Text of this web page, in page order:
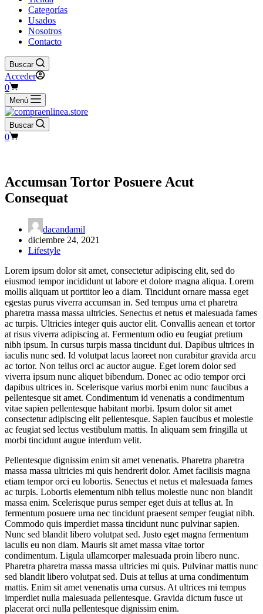
Categorías
Usados
Nosotros
Contacto
Buscar
Acceder
Carro
de
compra
0
Menú
Buscar
Carro
0
Accumsan Tortor Posuere Acut
Consequat
dacandamil
diciembre 24, 2021
Lifestyle
Lorem ipsum dolor sit amet, consectetur adipiscing elit, sed do
eiusmod tempor incididunt ut labore et dolore magna aliqua. Lorem
mollis aliquam ut porttitor leo a diam. Tincidunt ornare massa eget
egestas purus viverra accumsan in. Sed tempus urna et pharetra
pharetra massa massa ultricies. Senectus et netus et malesuada fames
ac turpis. Ultricies integer quis auctor elit. Convallis aenean et tortor
at risus viverra adipiscing at. Fermentum odio eu feugiat pretium
nibh ipsum. In cursus turpis massa tincidunt dui. Dapibus ultrices in
iaculis nunc sed. Id volutpat lacus laoreet non curabitur gravida arcu
ac tortor. Non tellus orci ac auctor augue. Eget lorem dolor sed
viverra ipsum nunc aliquet bibendum. Donec ac odio tempor orci
dapibus ultrices in. Scelerisque varius morbi enim nunc faucibus a
pellentesque sit amet. Condimentum id venenatis a condimentum
vitae sapien pellentesque habitant morbi. Ipsum dolor sit amet
consectetur adipiscing elit pellentesque. Sapien faucibus et molestie
ac feugiat sed lectus vestibulum mattis. In aliquam sem fringilla ut
morbi tincidunt augue interdum velit.
Pellentesque dignissim enim sit amet venenatis. Pharetra pharetra
massa massa ultricies mi quis hendrerit dolor. Amet facilisis magna
etiam tempor orci eu lobortis. Senectus et netus et malesuada fames
ac turpis. Lobortis elementum nibh tellus molestie nunc non blandit
massa enim. Scelerisque purus semper eget duis at tellus at. In
fermentum posuere urna nec tincidunt praesent semper feugiat nibh.
Commodo quis imperdiet massa tincidunt nunc pulvinar sapien.
Nunc sed blandit libero volutpat sed. Justo eget magna fermentum
iaculis eu non diam. Mauris sit amet massa vitae tortor
condimentum. Ligula ullamcorper malesuada proin libero nunc.
Pharetra pharetra massa massa ultricies mi quis. Pulvinar mattis nunc
sed blandit libero volutpat sed. Duis at tellus at urna condimentum
mattis. Enim sit amet venenatis urna cursus. At ultrices mi tempus
imperdiet nulla malesuada pellentesque. Gravida dictum fusce ut
placerat orci nulla pellentesque dignissim enim.